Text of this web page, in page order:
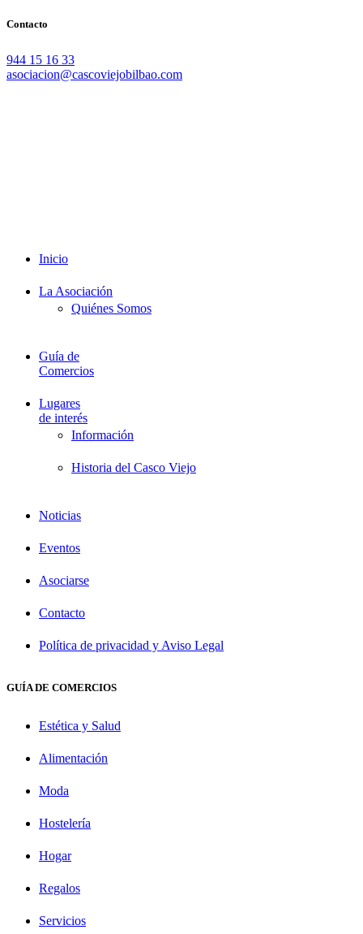
Contacto
944 15 16 33
asociacion@cascoviejobilbao.com
Inicio
La Asociación
Quiénes Somos
Guía de
Comercios
Lugares
de interés
Información
Historia del Casco Viejo
Noticias
Eventos
Asociarse
Contacto
Política de privacidad y Aviso Legal
GUÍA DE COMERCIOS
Estética y Salud
Alimentación
Moda
Hostelería
Hogar
Regalos
Servicios